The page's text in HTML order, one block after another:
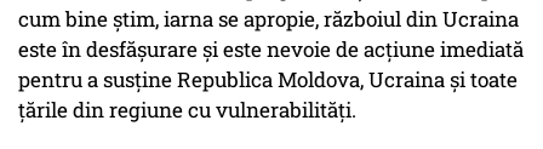
cum bine știm, iarna se apropie, războiul din Ucraina
este în desfășurare și este nevoie de acțiune imediată
pentru a susține Republica Moldova, Ucraina și toate
țările din regiune cu vulnerabilități.